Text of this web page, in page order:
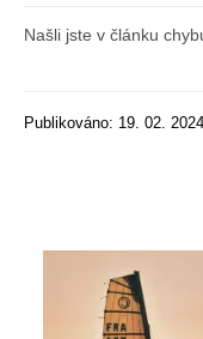
Našli jste v článku
Publikováno: 19. 02. 2024